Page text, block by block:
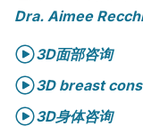
Dra. Aimee
3D面部咨询
3D breast
3D身体咨询